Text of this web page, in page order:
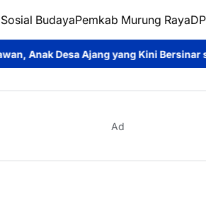
Sosial BudayaPemkab Murung Raya
Kini Bersinar sebagai Kreator Konten
Ad